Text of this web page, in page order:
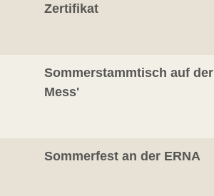
Zertifikat
Sommerstammtisch auf der
Mess'
Sommerfest an der ERNA